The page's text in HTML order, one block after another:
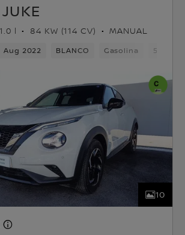
1.0 l 84 KW (114 CV) MANUAL
Aug 2022 BLANCO Gasolina 5
10